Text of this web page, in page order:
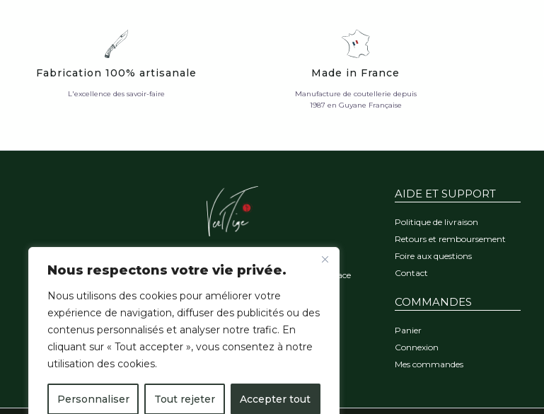
Nous respectons votre vie privée.
Nous utilisons des cookies pour améliorer votre
expérience de navigation, diffuser des publicités ou des
contenus personnalisés et analyser notre trafic. En
cliquant sur « Tout accepter », vous consentez à notre
utilisation des cookies.
Personnaliser Tout rejeter Accepter tout
Fabrication 100% artisanale
L'excellence des savoir-faire
Made in France
Manufacture de coutellerie depuis
1987 en Guyane Française
L'Atelier Vert'Tige sublime les essences nobles de la forêt
amazonienne, où la patience du geste hérité épouse l'audace
AIDE ET SUPPORT
Politique de livraison
Retours et remboursement
Foire aux questions
Contact
COMMANDES
Panier
Connexion
Mes commandes